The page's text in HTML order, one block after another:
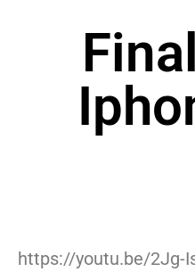
https://youtu.be/2Jg-